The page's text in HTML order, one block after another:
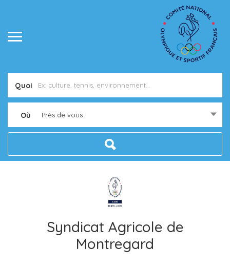
Quoi
Où Près de vous
Syndicat Agricole de
Montregard